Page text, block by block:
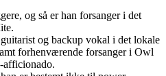
og så er han forsanger i det
og backup vokal i det lokale
forhenværende forsanger i Owl
afficionado.